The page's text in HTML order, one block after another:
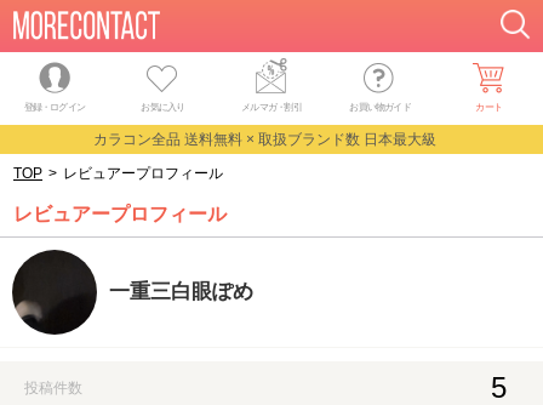
登録・ログイン お気に入り メルマガ・割引 お買い物ガイド カート
カラコン全品 送料無料 × 取扱ブランド数 日本最大級
TOP > レビュアープロフィール
レビュアープロフィール
一重三白眼ぽめ
投稿件数 5